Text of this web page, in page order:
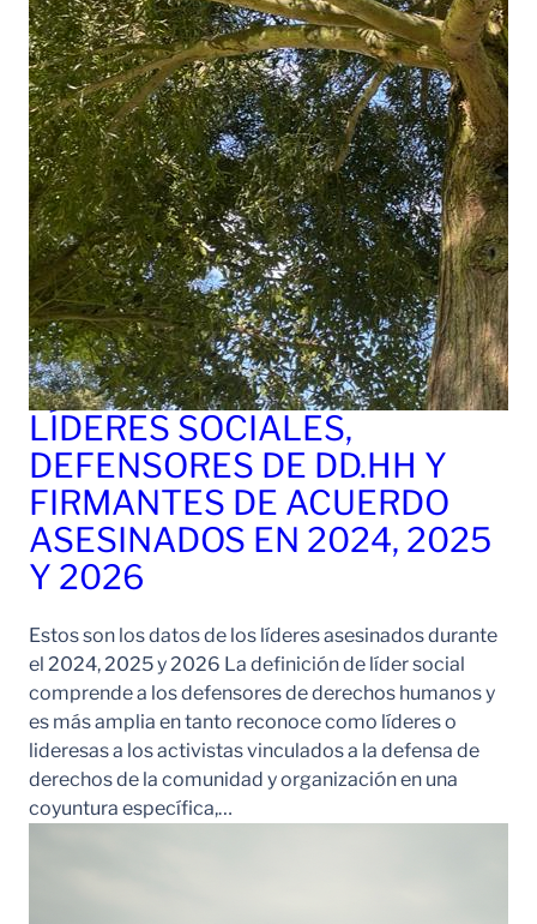
LÍDERES SOCIALES,
DEFENSORES DE DD.HH Y
FIRMANTES DE ACUERDO
ASESINADOS EN 2024, 2025
Y 2026
Estos son los datos de los líderes asesinados durante
el 2024, 2025 y 2026 La definición de líder social
comprende a los defensores de derechos humanos y
es más amplia en tanto reconoce como líderes o
lideresas a los activistas vinculados a la defensa de
derechos de la comunidad y organización en una
coyuntura específica,…